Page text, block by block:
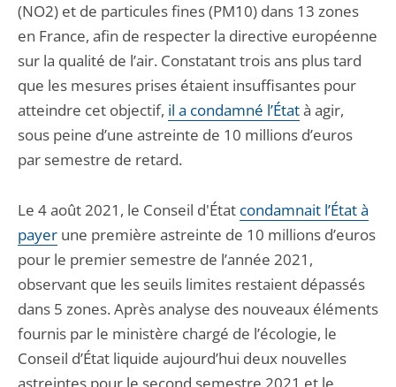
(NO2) et de particules fines (PM10) dans 13 zones
en France, afin de respecter la directive européenne
sur la qualité de l’air. Constatant trois ans plus tard
que les mesures prises étaient insuffisantes pour
atteindre cet objectif, il a condamné l’Étatà agir,
sous peine d’une astreinte de 10 millions d’euros
par semestre de retard.
Le 4 août 2021, le Conseil d'État condamnait l’État à
payer une première astreinte de 10 millions d’euros
pour le premier semestre de l’année 2021,
observant que les seuils limites restaient dépassés
dans 5 zones. Après analyse des nouveaux éléments
fournis par le ministère chargé de l’écologie, le
Conseil d’État liquide aujourd’hui deux nouvelles